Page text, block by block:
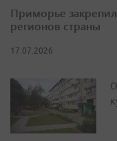
Приморье
регионов страны
17.07.2026